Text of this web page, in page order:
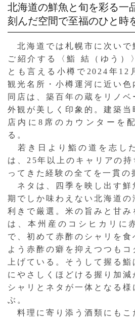
北海道の鮮魚と旬を彩る一
刻んだ空間で至福のひと時
北海道では札幌市に次いで
ご紹介する〈鮨 結（ゆう）
とも言える小樽で2024年12
観光名所・小樽運河に近い色
同店は、築百年の蔵をリノ
外観が美しく印象的。建築当
店内に8席のカウンターを
る。
若き日より鮨の道を志し
は、25年以上のキャリアの
ってきた経験の全てを一貫の
ネタは、四季を映し出す鮮
期でしか味わえない北海道の
利きで厳選。米の旨みと甘み
は、本州産のコシヒカリに
で、初めて赤酢のシャリを食
よう赤酢の癖を抑えつつも
上げている。そうして握る
にやさしくほどける握り加
シャリとネタが一体となる様
ぶ。
料理に寄り添う酒類にもこ